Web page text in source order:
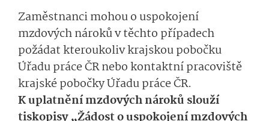
Zaměstnanci mohou o uspokojení
mzdových nároků v těchto případech
požádat kteroukoliv krajskou pobočku
Úřadu práce ČR nebo kontaktní pracoviště
krajské pobočky Úřadu práce ČR.
K uplatnění mzdových nároků slouží